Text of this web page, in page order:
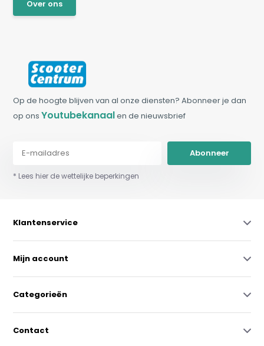
Over ons
Op de hoogte blijven van al onze diensten? Abonneer je dan
op onsYoutubekanaalen de nieuwsbrief
Abonneer
* Lees hier de wettelijke beperkingen
Klantenservice
Mijn account
Categorieën
Contact